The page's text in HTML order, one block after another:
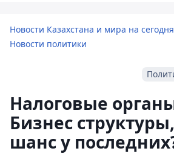
Новости Казахстана и мира на сегодня
Новости политики
Налоговые
Бизнес
шанс у